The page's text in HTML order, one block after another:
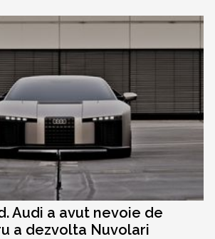
Audi a avut nevoie de
a dezvolta Nuvolari